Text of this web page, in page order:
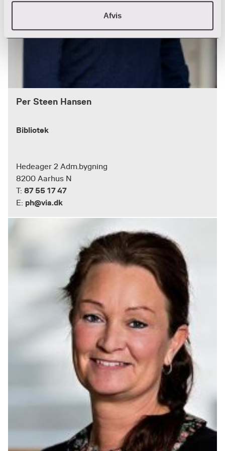
Afvis
Per Steen Hansen
Bibliotek
Hedeager 2 Adm.bygning
8200 Aarhus N
T: 87 55 17 47
E: ph@via.dk